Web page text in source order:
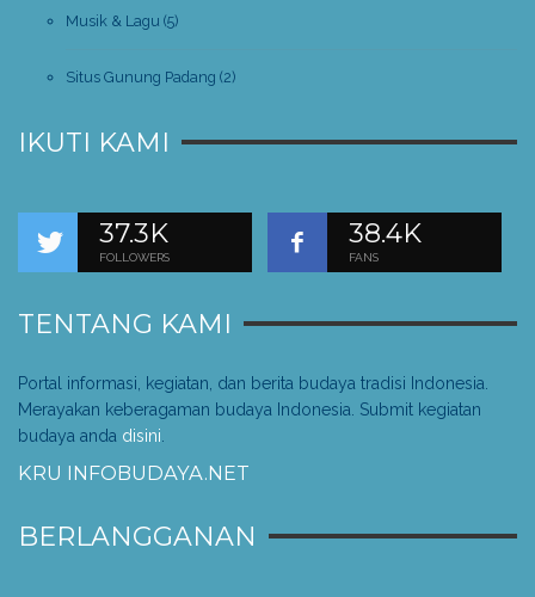
Musik & Lagu (5)
Situs Gunung Padang (2)
IKUTI KAMI
37.3K
FOLLOWERS
38.4K
FANS
TENTANG KAMI
Portal informasi, kegiatan, dan berita budaya tradisi Indonesia.
Merayakan keberagaman budaya Indonesia. Submit kegiatan
budaya anda disini
KRU INFOBUDAYA.NET
BERLANGGANAN